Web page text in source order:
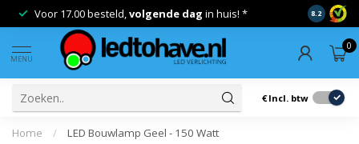
Voor 17.00 besteld,volgende dag in huis! * Gratis
8.2
MENU
0
€ Incl. btw
Home / LED Bouwlamp Geel - 150 Watt